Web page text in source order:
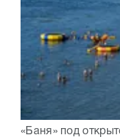
«Баня» под